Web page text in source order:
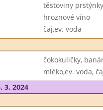
těstoviny prstýnky
hroznové víno
čaj,ev. voda
čokokuličky,
mléko,ev. voda,
3. 2024